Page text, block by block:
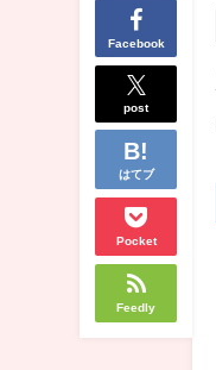
Facebook
post
はてブ
Pocket
Feedly